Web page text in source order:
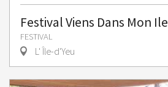
Festival Viens Dans Mon Ile
FESTIVAL
L' Île-d'Yeu